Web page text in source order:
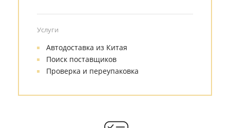
Услуги
Автодоставка из Китая
Поиск поставщиков
Проверка и переупаковка